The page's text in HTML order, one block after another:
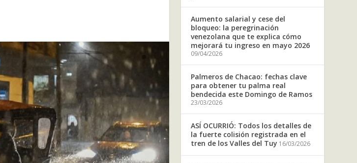
Aumento salarial y cese del
bloqueo: la peregrinación
venezolana que te explica cómo
mejorará tu ingreso en mayo 2026
09/04/2026
Palmeros de Chacao: fechas clave
para obtener tu palma real
bendecida este Domingo de Ramos
23/03/2026
ASÍ OCURRIÓ: Todos los detalles de
la fuerte colisión registrada en el
tren de los Valles del Tuy 16/03/2026